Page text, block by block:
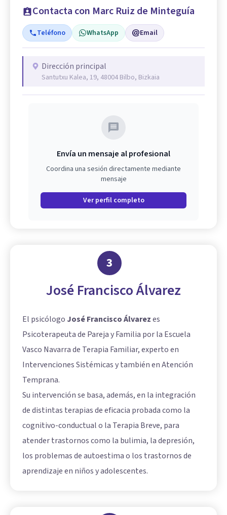
Contacta con Marc Ruiz de Minteguía
Teléfono WhatsApp Email
Dirección principal
Santutxu Kalea, 19, 48004 Bilbo, Bizkaia
Envía un mensaje al profesional
Coordina una sesión directamente mediante
mensaje
Ver perfil completo
3
José Francisco Álvarez
El psicólogo José Francisco Álvarezes
Psicoterapeuta de Pareja y Familia por la Escuela
Vasco Navarra de Terapia Familiar, experto en
Intervenciones Sistémicas y también en Atención
Temprana.
Su intervención se basa, además, en la integración
de distintas terapias de eficacia probada como la
cognitivo-conductual o la Terapia Breve, para
atender trastornos como la bulimia, la depresión,
los problemas de autoestima o los trastornos de
aprendizaje en niños y adolescentes.